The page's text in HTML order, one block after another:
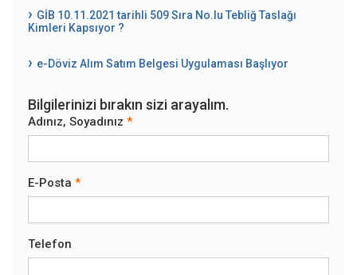
GİB 10.11.2021 tarihli 509 Sıra No.lu Tebliğ Taslağı
Kimleri Kapsıyor ?
e-Döviz Alım Satım Belgesi Uygulaması Başlıyor
Bilgilerinizi bırakın sizi arayalım.
Adınız, Soyadınız
E-Posta
Telefon